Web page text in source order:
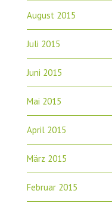
August 2015
Juli 2015
Juni 2015
Mai 2015
April 2015
März 2015
Februar 2015